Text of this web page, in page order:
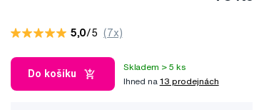
5,0/5 (7x)
Do košíku
Skladem > 5 ks
Ihned na 13 prodejnách